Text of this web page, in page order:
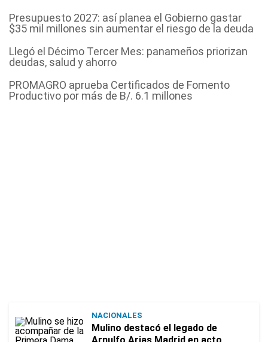
Presupuesto 2027: así planea el Gobierno gastar
$35 mil millones sin aumentar el riesgo de la deuda
Llegó el Décimo Tercer Mes: panameños priorizan
deudas, salud y ahorro
PROMAGRO aprueba Certificados de Fomento
Productivo por más de B/. 6.1 millones
NACIONALES
Mulino destacó el legado de